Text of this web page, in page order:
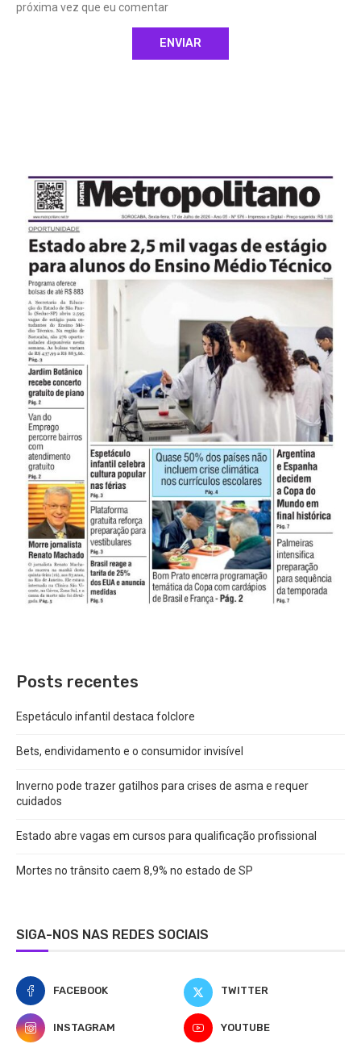
próxima vez que eu comentar
Posts recentes
Espetáculo infantil destaca folclore
Bets, endividamento e o consumidor invisível
Inverno pode trazer gatilhos para crises de asma e requer
cuidados
Estado abre vagas em cursos para qualificação profissional
Mortes no trânsito caem 8,9% no estado de SP
SIGA-NOS NAS REDES SOCIAIS
FACEBOOK TWITTER
INSTAGRAM YOUTUBE